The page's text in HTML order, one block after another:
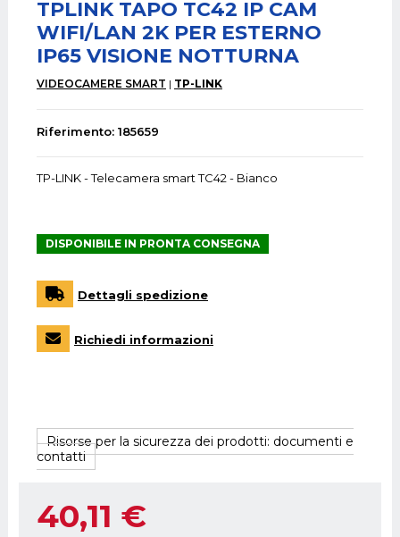
TPLINK TAPO TC42 IP CAM
WIFI/LAN 2K PER ESTERNO
IP65 VISIONE NOTTURNA
VIDEOCAMERE SMART TP-LINK
Riferimento: 185659
TP-LINK - Telecamera smart TC42 - Bianco
DISPONIBILE IN PRONTA CONSEGNA
Dettagli spedizione
Richiedi informazioni
Risorse per la sicurezza dei prodotti: documenti e
contatti
40,11 €